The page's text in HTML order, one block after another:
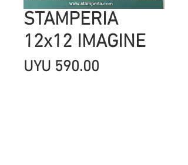
STAMPERIA
12x12 IMAGINE
UYU 590.00